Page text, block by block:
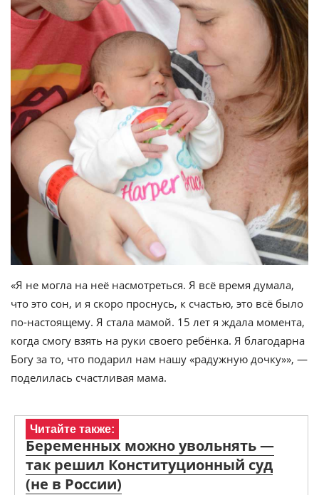
«Я не могла на неё насмотреться. Я всё время думала,
что это сон, и я скоро проснусь, к счастью, это всё было
по-настоящему. Я стала мамой. 15 лет я ждала момента,
когда смогу взять на руки своего ребёнка. Я благодарна
Богу за то, что подарил нам нашу «радужную дочку»», —
поделилась счастливая мама.
Читайте также:
Беременных можно увольнять —
так решил Конституционный суд
(не в России)